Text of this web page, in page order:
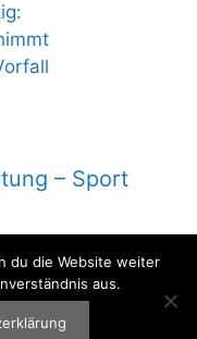
– Sport
by wmm-gbr.de
du die Website weiter
aus.